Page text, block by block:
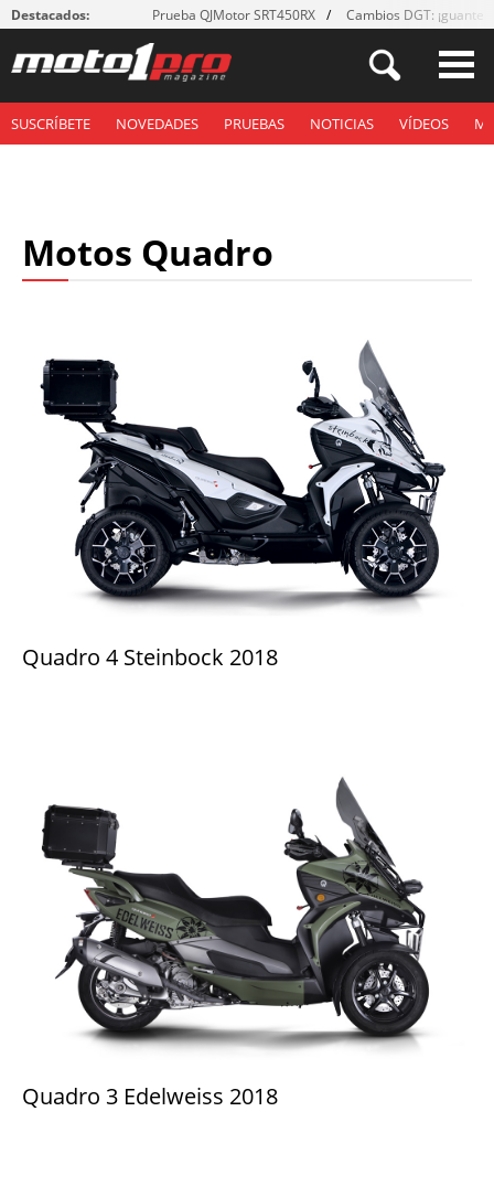
Destacados: Prueba QJMotor SRT450RX Cambios DGT: ¡guantes!
SUSCRÍBETE NOVEDADES PRUEBAS NOTICIAS VÍDEOS
Motos Quadro
Quadro 4 Steinbock 2018
Quadro 3 Edelweiss 2018